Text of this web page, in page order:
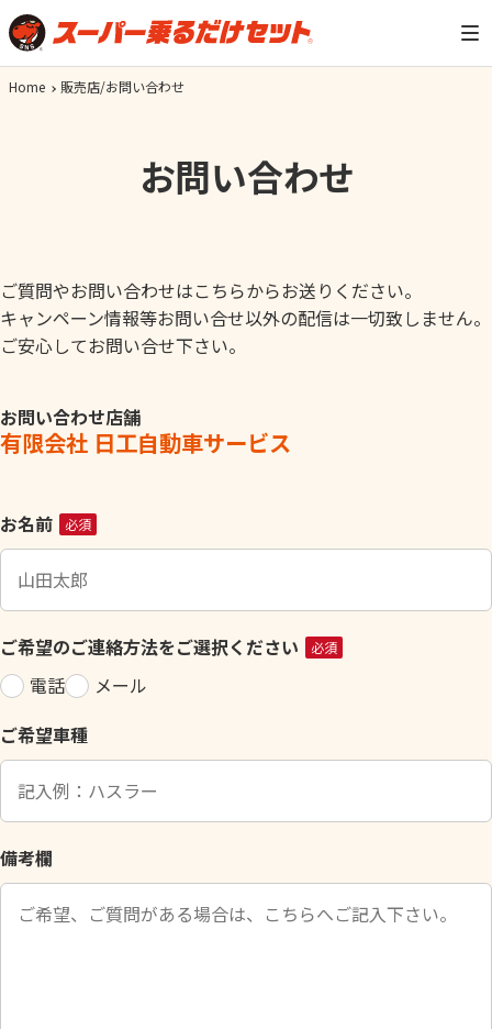
Home 販売店/お問い合わせ
お問い合わせ
ご質問やお問い合わせはこちらからお送りください。
キャンペーン情報等お問い合せ以外の配信は一切致しません。
ご安心してお問い合せ下さい。
お問い合わせ店舗
有限会社 日工自動車サービス
こ
の
ィ
ー
ル
ド
空
の
ま
に
し
お名前 必須
ご希望のご連絡方法をご選択ください 必須
電話
メール
ご希望車種
備考欄